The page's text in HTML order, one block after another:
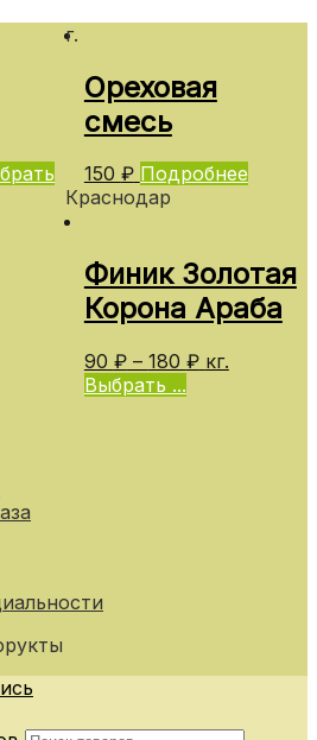
Ореховая
смесь
150 ₽ Подробнее
Финик Золотая
Корона Араба
90 ₽– 180 ₽ кг.
Выбрать ...
г.
Краснодар